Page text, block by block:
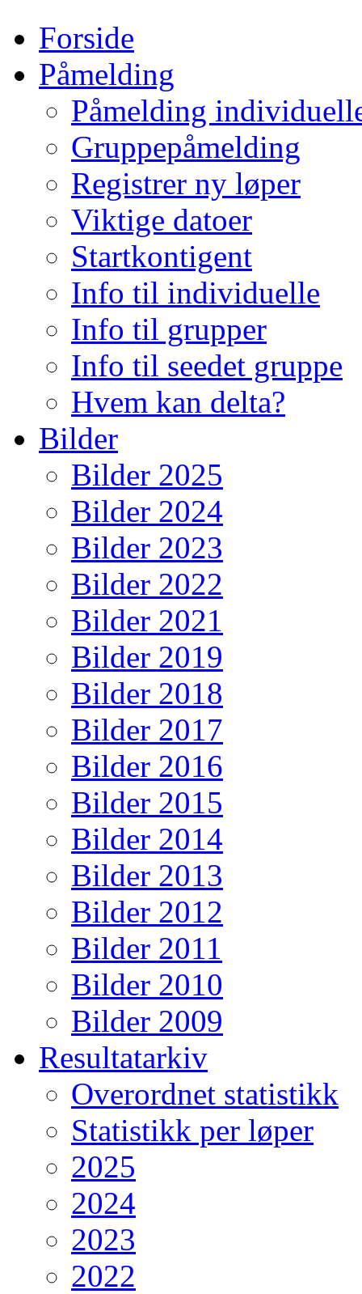
Forside
Påmelding
Påmelding
Gruppepåmelding
Registrer ny løper
Viktige datoer
Startkontigent
Info til individuelle
Info til grupper
Info til seedet gruppe
Hvem kan delta?
Bilder
Bilder 2025
Bilder 2024
Bilder 2023
Bilder 2022
Bilder 2021
Bilder 2019
Bilder 2018
Bilder 2017
Bilder 2016
Bilder 2015
Bilder 2014
Bilder 2013
Bilder 2012
Bilder 2011
Bilder 2010
Bilder 2009
Resultatarkiv
Overordnet statistikk
Statistikk per løper
2025
2024
2023
2022